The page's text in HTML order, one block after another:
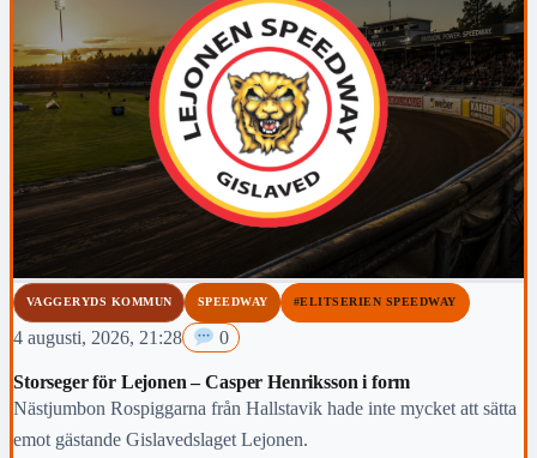
VAGGERYDS KOMMUN SPEEDWAY #ELITSERIEN SPEEDWAY
4 augusti, 2026, 21:28 0
Storseger för Lejonen – Casper Henriksson i form
Nästjumbon Rospiggarna från Hallstavik hade inte mycket att sätta
emot gästande Gislavedslaget Lejonen.